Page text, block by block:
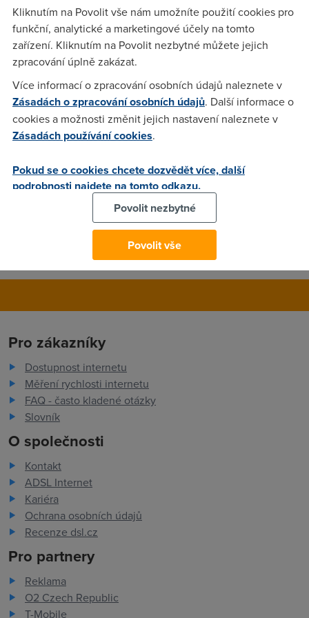
doom(16.11.2003 19:34:03)
V Počernicích to jede od 4-54kilo je to na dvě věci. Tiscali
512/128
LaqueR(17.11.2003 04:52:59)
logicky, radeji zalze (bohuzel) aby mel rychlejsi internet. Cim
mene lidi pripojenych v jeho lokalite, tim lepe pro nej,
koneckoncu i pro nas vsechny. Jiste, pan Doom nemusi
hned lhat, ale at uz je u nej situace dobra nebo spatna, jeho
odpoved bude vypadat za kazdych okolnosti presne takhle.
Pro zákazníky
Dostupnost internetu
Měření rychlosti internetu
FAQ - často kladené otázky
Slovník
O společnosti
Kontakt
ADSL Internet
Kariéra
Ochrana osobních údajů
Recenze dsl.cz
Pro partnery
Reklama
O2 Czech Republic
T-Mobile
Kliknutím na Povolit vše nám umožníte použití cookies pro
funkční, analytické a marketingové účely na tomto
zařízení. Kliknutím na Povolit nezbytné můžete jejich
zpracování úplně zakázat.
Více informací o zpracování osobních údajů naleznete v
Zásadách o zpracování osobních údajů. Další informace o
cookies a možnosti změnit jejich nastavení naleznete v
Zásadách používání cookies.
Pokud se o cookies chcete dozvědět více, další
podrobnosti najdete na tomto odkazu.
Povolit nezbytné
Povolit vše